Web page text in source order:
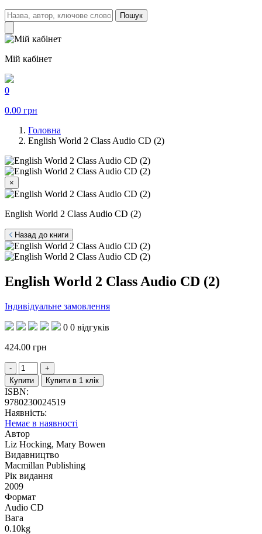
Пошук
Мій кабінет
0
0.00 грн
Головна
English World 2 Class Audio CD (2)
×
English World 2 Class Audio CD (2)
Назад до книги
English World 2 Class Audio CD (2)
Індивідуальне замовлення
0 0 відгуків
424.00 грн
Купити Купити в 1 клік
ISBN:
9780230024519
Наявність:
Немає в наявності
Автор
Liz Hocking, Mary Bowen
Видавництво
Macmillan Publishing
Рік видання
2009
Формат
Audio CD
Вага
0.10kg